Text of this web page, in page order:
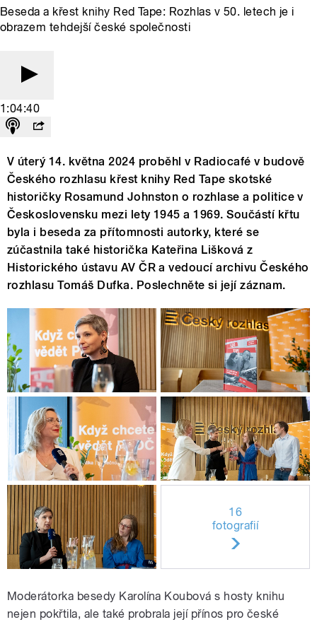
Beseda a křest knihy Red Tape: Rozhlas v 50. letech je i
obrazem tehdejší české společnosti
1:04:40
V úterý 14. května 2024 proběhl v Radiocafé v budově
Českého rozhlasu křest knihy Red Tape skotské
historičky Rosamund Johnston o rozhlase a politice v
Československu mezi lety 1945 a 1969. Součástí křtu
byla i beseda za přítomnosti autorky, které se
zúčastnila také historička Kateřina Lišková z
Historického ústavu AV ČR a vedoucí archivu Českého
rozhlasu Tomáš Dufka. Poslechněte si její záznam.
16
fotografií
Moderátorka besedy Karolína Koubová s hosty knihu
nejen pokřtila, ale také probrala její přínos pro české